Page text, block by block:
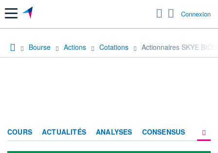
Menu Connexion
Bourse Actions Cotations Actionnaires SKYE
COURS ACTUALITÉS ANALYSES CONSENSUS